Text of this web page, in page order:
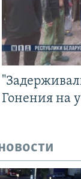
Гонения на